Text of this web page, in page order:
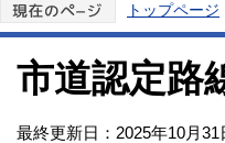
トップページ
市道認定路
最終更新日：2025年10月31